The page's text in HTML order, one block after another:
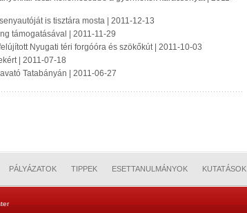
is tisztára mosta | 2011-12-13
támogatásával | 2011-11-29
Nyugati téri forgóóra és szökőkút | 2011-10-03
| 2011-07-18
Tatabányán | 2011-06-27
PÁLYÁZATOK TIPPEK ESETTANULMÁNYOK KUTATÁSOK